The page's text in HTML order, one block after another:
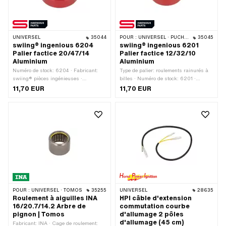
UNIVERSEL 35044
swiing® ingenious 6204
Palier factice 20/47/14
Aluminium
Numéro de stock: 6204 · Fabricant:
swiing® pièces ingénieuses ·
Matériau: Aluminium · Surface:
intérieur: 20 mm · Ø extérieur: 47 mm
· Champ d'application: Accessoires
11,70 EUR
POUR : UNIVERSEL · PUCH · SACHS · PONY / CILO (BÊTA 521 & 512) · TOMOS 35045
swiing® ingenious 6201
Palier factice 12/32/10
Aluminium
Type de palier: roulements rainurés à
billes · Numéro de stock: 6201 ·
Fabricant: swiing® pièces ingénieuses
Surface: anodisé · Ø intérieur: 12 mm ·
Ø extérieur: 32 mm · Largeur: 10 mm
11,70 EUR
POUR : UNIVERSEL · TOMOS 35255
Roulement à aiguilles INA
16/20.7/14.2 Arbre de
pignon | Tomos
Fabricant: INA · Cage de roulement:
UNIVERSEL 28635
HPI câble d'extension
commutation courbe
d'allumage 2 pôles
d'allumage (45 cm)